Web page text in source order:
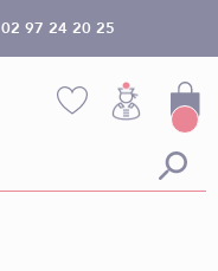
02 97 24 20 25